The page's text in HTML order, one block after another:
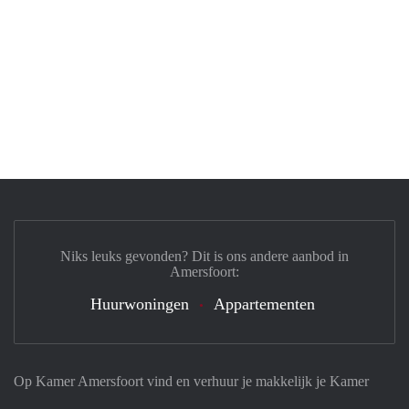
Op Kamer Amersfoort vind en verhuur je makkelijk je Kamer
Niks leuks gevonden? Dit is ons andere aanbod in
Amersfoort:
Huurwoningen Appartementen